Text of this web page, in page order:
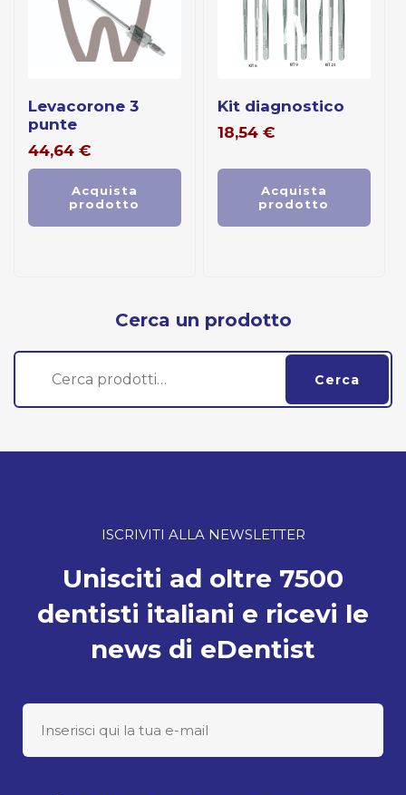
levacorone 3
punte
44,64 €
Acquista
prodotto
kit diagnostico
18,54 €
Acquista
prodotto
Cerca un prodotto
Cerca:
Cerca
ISCRIVITI ALLA NEWSLETTER
Unisciti ad oltre 7500
dentisti italiani e ricevi le
news di eDentist